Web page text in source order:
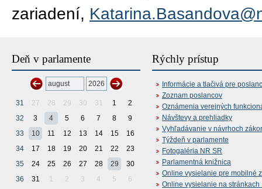
zariadení,
Deň v parlamente
31 27 28 29 30 31 1
2
32
3 4 5 6 7 8
9
33
10 11 12 13 14 15
16
34
17 18 19 20 21 22
23
35
24 25 26 27 28 29
30
36
31 1 2 3 4 5 6
Rýchly prístup
Informácie a tlačivá pre
Zoznam poslancov
Oznámenia verejných
Návštevy a prehliadky
Vyhľadávanie v návrhoch
Týždeň v parlamente
Fotogaléria NR SR
Parlamentná knižnica
Online vysielanie pre mobilné
Online vysielanie na stránkach